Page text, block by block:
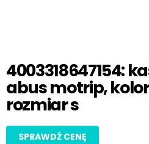
4003318647154:
abus motrip,
rozmiar s
SPRAWDŹ CENĘ